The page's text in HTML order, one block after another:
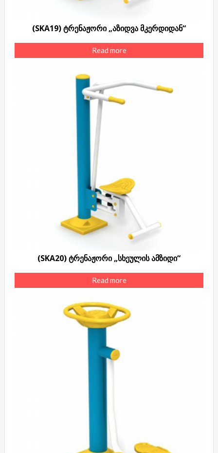
(SKA19) ტრენაჟორი „აზიდვა მკერდიდან“
Read more
(SKA20) ტრენაჟორი „სხეულის ამზიდი“
Read more